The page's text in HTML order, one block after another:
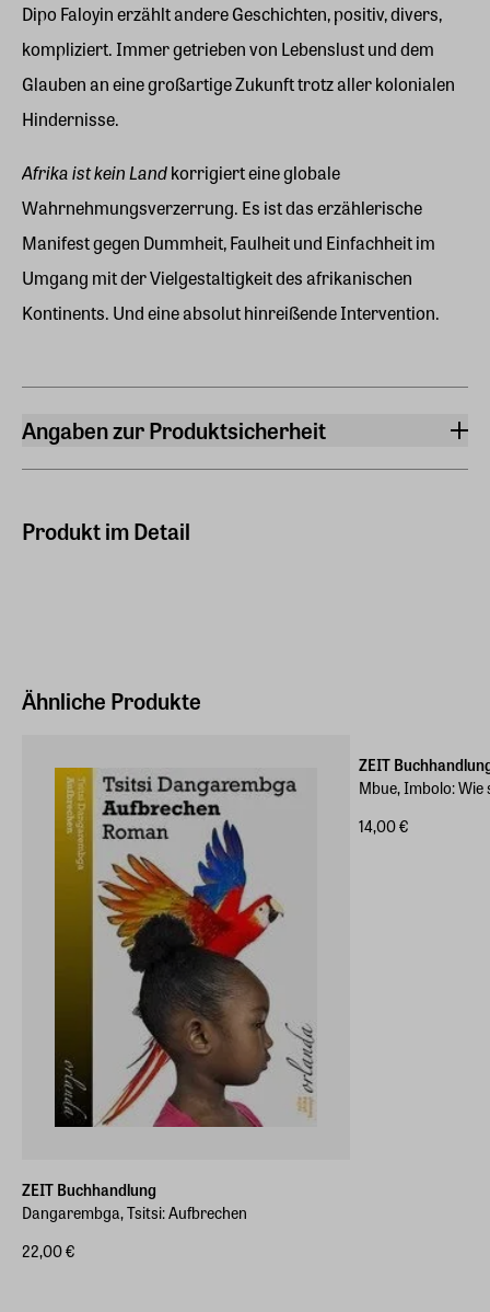
Dipo Faloyin erzählt andere Geschichten, positiv, divers,
kompliziert. Immer getrieben von Lebenslust und dem
Glauben an eine großartige Zukunft trotz aller kolonialen
Hindernisse.
Afrika ist kein Landkorrigiert eine globale
Wahrnehmungsverzerrung. Es ist das erzählerische
Manifest gegen Dummheit, Faulheit und Einfachheit im
Umgang mit der Vielgestaltigkeit des afrikanischen
Kontinents. Und eine absolut hinreißende Intervention.
Angaben zur Produktsicherheit
Produkt im Detail
Ähnliche Produkte
ZEIT Buchhandlung
Dangarembga, Tsitsi: Aufbrechen
22,00 €
ZEIT
Mbue, Imbolo:
14,00 €